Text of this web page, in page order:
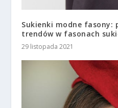
Sukienki modne fasony:
trendów w fasonach
29 listopada 2021